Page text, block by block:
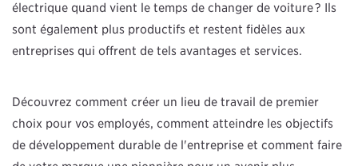
électrique quand vient le temps de changer de voiture ? Ils
sont également plus productifs et restent fidèles aux
entreprises qui offrent de tels avantages et services.
Découvrez comment créer un lieu de travail de premier
choix pour vos employés, comment atteindre les objectifs
de développement durable de l'entreprise et comment faire